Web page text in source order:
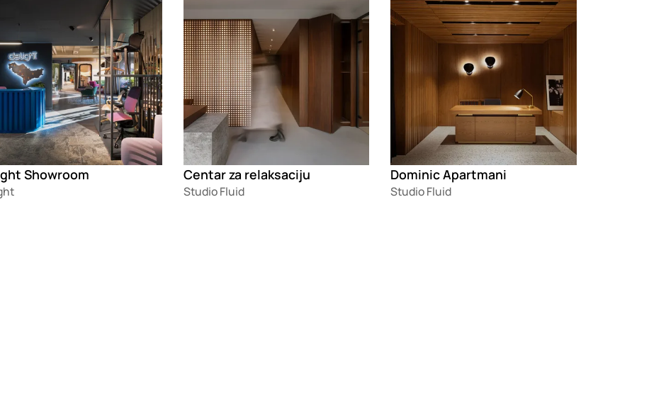
Showroom Centar za relaksaciju
Studio Fluid
Dominic Apartmani
Studio Fluid